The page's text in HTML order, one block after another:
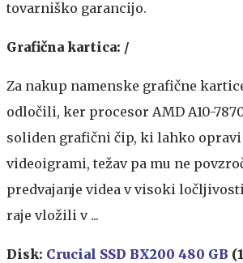
tovarniško garancijo.
Grafična kartica: /
Za nakup namenske grafične
odločili, ker procesor AMD A10-
soliden grafični čip, ki lahko
videoigrami, težav pa mu ne
predvajanje videa v visoki
raje vložili v ...
Disk: Crucial SSD BX200 480 GB